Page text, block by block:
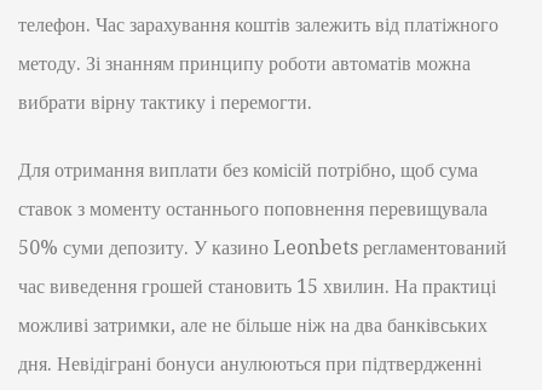
телефон. Час зарахування коштів залежить від платіжного
методу. Зі знанням принципу роботи автоматів можна
вибрати вірну тактику і перемогти.
Для отримання виплати без комісій потрібно, щоб сума
ставок з моменту останнього поповнення перевищувала
50% суми депозиту. У казино Leonbets регламентований
час виведення грошей становить 15 хвилин. На практиці
можливі затримки, але не більше ніж на два банківських
дня. Невідіграні бонуси анулюються при підтвердженні